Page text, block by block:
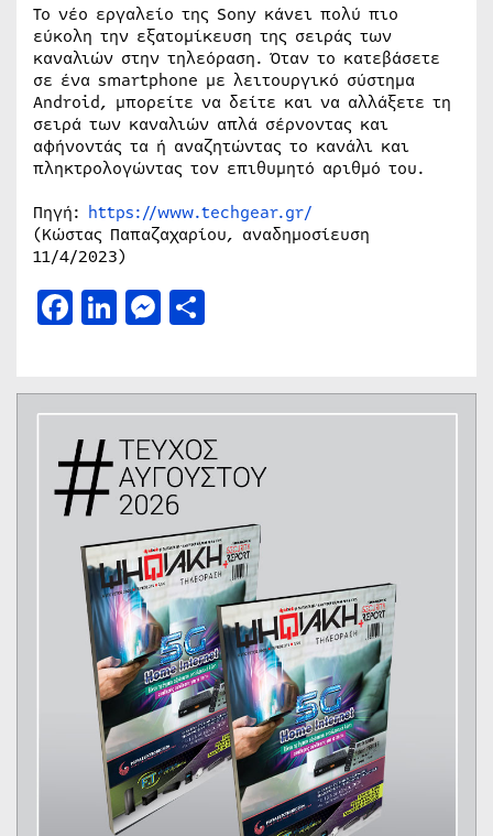
Το νέο εργαλείο της Sony κάνει πολύ πιο
εύκολη την εξατομίκευση της σειράς των
καναλιών στην τηλεόραση. Όταν το κατεβάσετε
σε ένα smartphone με λειτουργικό σύστημα
Android, μπορείτε να δείτε και να αλλάξετε τη
σειρά των καναλιών απλά σέρνοντας και
αφήνοντάς τα ή αναζητώντας το κανάλι και
πληκτρολογώντας τον επιθυμητό αριθμό του.
Πηγή: https://www.techgear.gr/
(Κώστας Παπαζαχαρίου, αναδημοσίευση
11/4/2023)
Facebook
LinkedIn
Messenger